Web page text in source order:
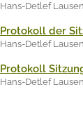
Hans-Detlef Lausen
Protokoll der
Hans-Detlef Lausen
Protokoll
Hans-Detlef Lausen